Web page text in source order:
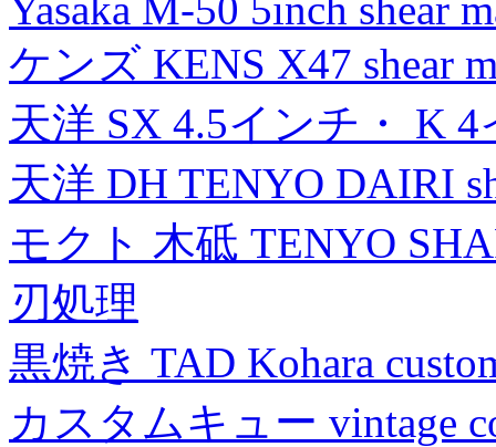
ケンズ KENS X47 shear
天洋 SX 4.5インチ・ K
天洋 DH TENYO DAIRI
モクト 木砥 TENYO
刃処理
黒焼き TAD Kohara
カスタムキュー vintage